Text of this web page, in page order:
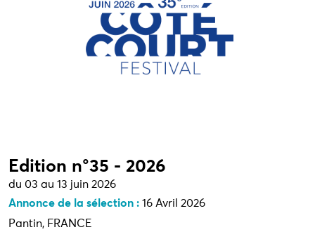
Edition n°35 - 2026
du 03 au 13 juin 2026
Annonce de la sélection : 16 Avril 2026
Pantin, FRANCE